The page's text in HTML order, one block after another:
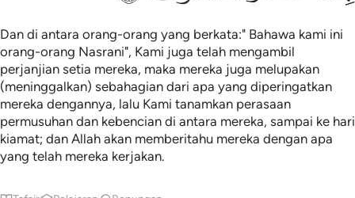
Dan di antara orang-orang yang berkata:" Bahawa kami ini
orang-orang Nasrani", Kami juga telah mengambil
perjanjian setia mereka, maka mereka juga melupakan
(meninggalkan) sebahagian dari apa yang diperingatkan
mereka dengannya, lalu Kami tanamkan perasaan
permusuhan dan kebencian di antara mereka, sampai ke hari
kiamat; dan Allah akan memberitahu mereka dengan apa
yang telah mereka kerjakan.